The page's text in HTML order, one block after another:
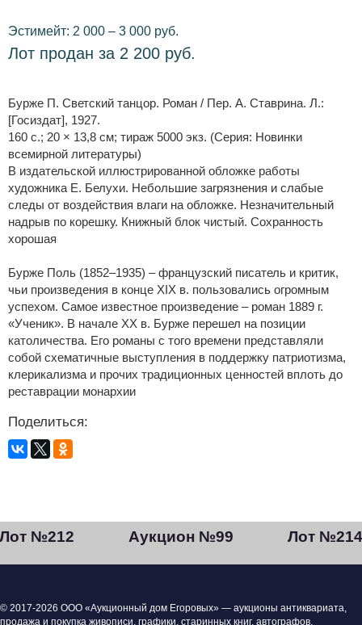
Эстимейт: 2 000 – 3 000 руб.
Лот продан за 2 200 руб.
Бурже П. Светский танцор. Роман / Пер. А. Ставрина. Л.:
[Госиздат], 1927.
160 с.; 20 × 13,8 см; тираж 5000 экз. (Серия: Новинки
всемирной литературы)
В издательской иллюстрированной обложке работы
художника Е. Белухи. Небольшие загрязнения и слабые
следы от воздействия влаги на обложке. Незначительный
надрыв по корешку. Книжный блок чистый. Сохранность
хорошая
Бурже Поль (1852–1935) – французский писатель и критик,
чьи произведения в конце XIX в. пользовались огромным
успехом. Самое известное произведение – роман 1889 г.
«Ученик». В начале XX в. Бурже перешел на позиции
католичества. Его романы с того времени представляли
собой схематичные выступления в поддержку патриотизма,
клерикализма и прочих традиционных ценностей вплоть до
реставрации монархии
Поделиться:
Лот №212 Аукцион №99 Лот №214
© 2017-2026 ООО «Аукционный дом Егоровых» — аукционы антиквариата,
продажа и покупка живописи, графики, старинных книг, автографов,